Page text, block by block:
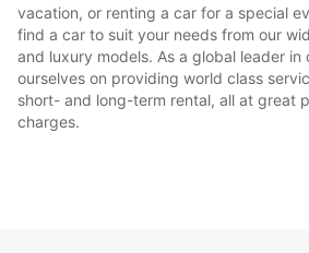
vacation, or renting a car for a special
find a car to suit your needs from our
and luxury models. As a global leader
ourselves on providing world class
short- and long-term rental, all at great
charges.